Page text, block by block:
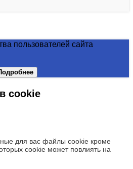
пользователей сайта
cookie
для вас файлы cookie кроме
cookie может повлиять на